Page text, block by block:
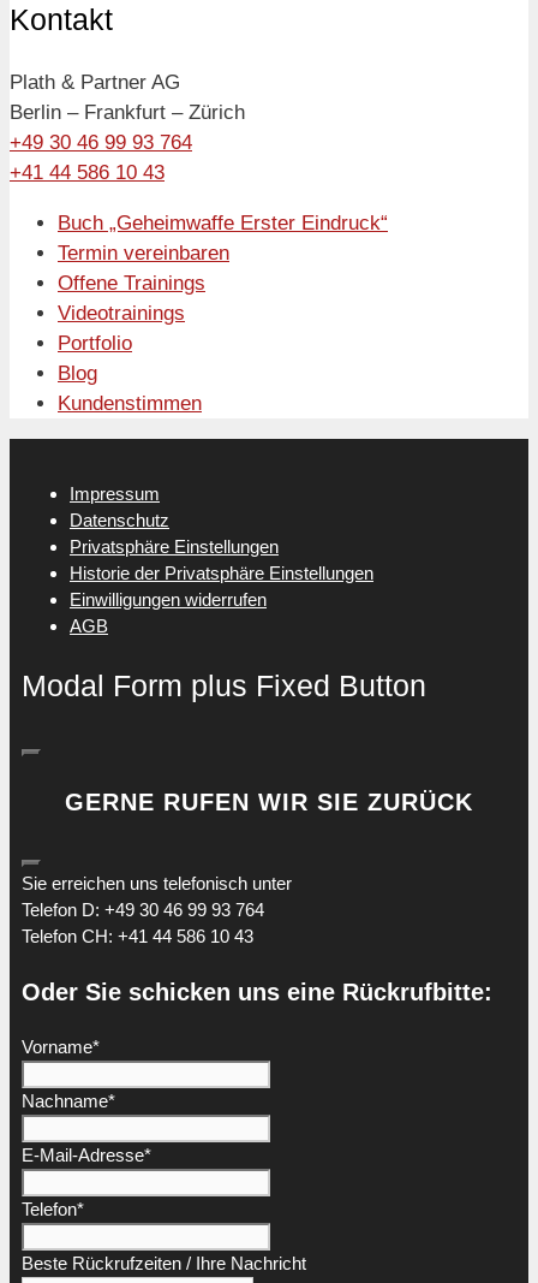
Kontakt
Plath & Partner AG
Berlin – Frankfurt – Zürich
+49 30 46 99 93 764
+41 44 586 10 43
Buch „Geheimwaffe Erster Eindruck“
Termin vereinbaren
Offene Trainings
Videotrainings
Portfolio
Blog
Kundenstimmen
Impressum
Datenschutz
Privatsphäre Einstellungen
Historie der Privatsphäre Einstellungen
Einwilligungen widerrufen
AGB
Modal Form plus Fixed Button
GERNE RUFEN WIR SIE ZURÜCK
Sie erreichen uns telefonisch unter
Telefon D: +49 30 46 99 93 764
Telefon CH: +41 44 586 10 43
Oder Sie schicken uns eine Rückrufbitte:
Vorname*
Nachname*
E-Mail-Adresse*
Telefon*
Beste Rückrufzeiten / Ihre Nachricht